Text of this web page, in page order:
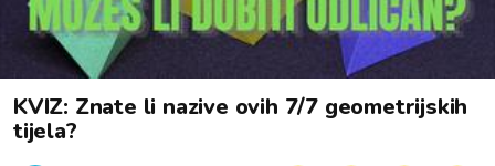
KVIZ: Znate li nazive ovih 7/7 geometrijskih
tijela?